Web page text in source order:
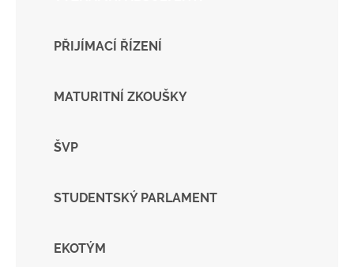
PŘIJÍMACÍ ŘÍZENÍ
MATURITNÍ ZKOUŠKY
ŠVP
STUDENTSKÝ PARLAMENT
EKOTÝM